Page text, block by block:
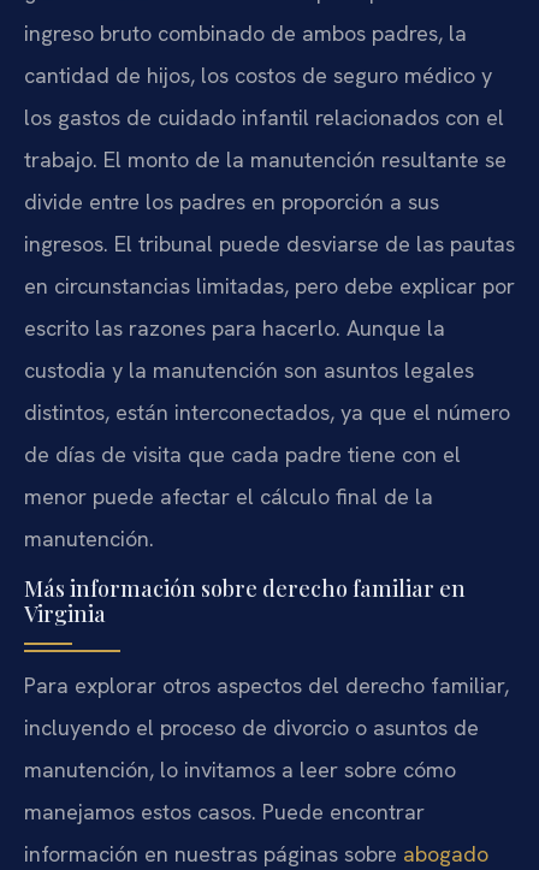
ingreso bruto combinado de ambos padres, la
cantidad de hijos, los costos de seguro médico y
los gastos de cuidado infantil relacionados con el
trabajo. El monto de la manutención resultante se
divide entre los padres en proporción a sus
ingresos. El tribunal puede desviarse de las pautas
en circunstancias limitadas, pero debe explicar por
escrito las razones para hacerlo. Aunque la
custodia y la manutención son asuntos legales
distintos, están interconectados, ya que el número
de días de visita que cada padre tiene con el
menor puede afectar el cálculo final de la
manutención.
Más información sobre derecho familiar en
Virginia
Para explorar otros aspectos del derecho familiar,
incluyendo el proceso de divorcio o asuntos de
manutención, lo invitamos a leer sobre cómo
manejamos estos casos. Puede encontrar
información en nuestras páginas sobre abogado